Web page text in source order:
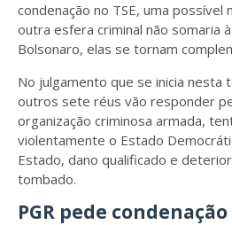
condenação no TSE, uma possível
outra esfera criminal não somaria
Bolsonaro, elas se tornam
No julgamento que se inicia nesta
outros sete réus vão responder
organização criminosa armada,
violentamente o Estado
Estado, dano qualificado e
tombado.
PGR pede condenação